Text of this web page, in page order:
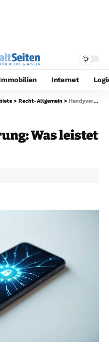
Internet
> Recht-Allgemein > Handyversicherung: Was leistet sie wirklich?
Was leistet